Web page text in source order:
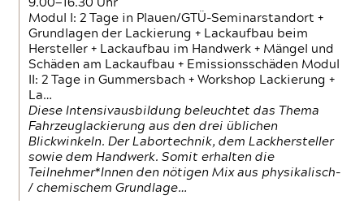
9.00—16.30 Uhr
Modul I: 2 Tage in Plauen/GTÜ-Seminarstandort +
Grundlagen der Lackierung + Lackaufbau beim
Hersteller + Lackaufbau im Handwerk + Mängel und
Schäden am Lackaufbau + Emissionsschäden Modul
II: 2 Tage in Gummersbach + Workshop Lackierung +
La…
Diese Intensivausbildung beleuchtet das Thema
Fahrzeuglackierung aus den drei üblichen
Blickwinkeln. Der Labortechnik, dem Lackhersteller
sowie dem Handwerk. Somit erhalten die
Teilnehmer*Innen den nötigen Mix aus physikalisch-
/ chemischem Grundlage…